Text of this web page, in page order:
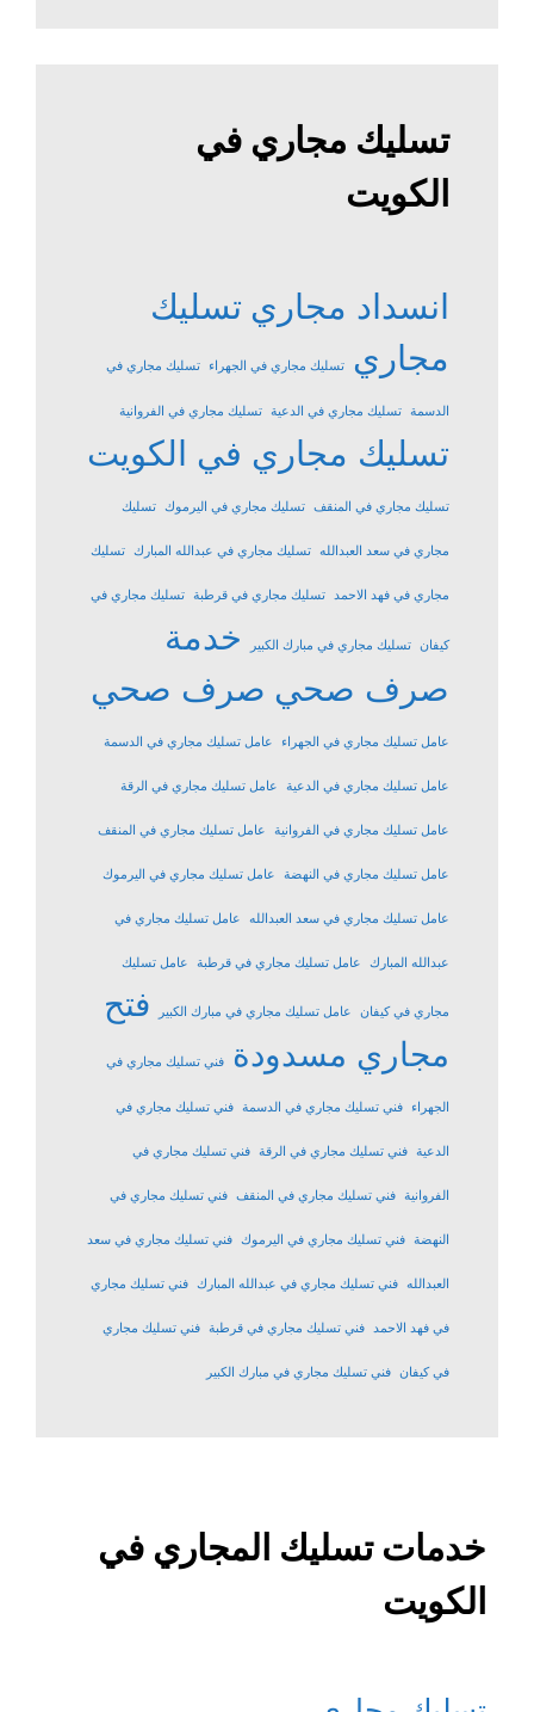
تسليك مجاري في
الكويت
انسداد مجاري تسليك
مجاري
تسليك مجاري في الجهراء تسليك مجاري في
الدسمة تسليك مجاري في الدعية تسليك مجاري في الفروانية
تسليك مجاري في الكويت
تسليك مجاري في المنقف تسليك مجاري في اليرموك تسليك
مجاري في سعد العبدالله تسليك مجاري في عبدالله المبارك تسليك
مجاري في فهد الاحمد تسليك مجاري في قرطبة تسليك مجاري في
كيفان تسليك مجاري في مبارك الكبير
خدمة
صرف صحي صرف صحي
عامل تسليك مجاري في الجهراء عامل تسليك مجاري في الدسمة
عامل تسليك مجاري في الدعية عامل تسليك مجاري في الرقة
عامل تسليك مجاري في الفروانية عامل تسليك مجاري في المنقف
عامل تسليك مجاري في النهضة عامل تسليك مجاري في اليرموك
عامل تسليك مجاري في سعد العبدالله عامل تسليك مجاري في
عبدالله المبارك عامل تسليك مجاري في قرطبة عامل تسليك
مجاري في كيفان عامل تسليك مجاري في مبارك الكبير
فتح
مجاري مسدودة
فني تسليك مجاري في
الجهراء فني تسليك مجاري في الدسمة فني تسليك مجاري في
الدعية فني تسليك مجاري في الرقة فني تسليك مجاري في
الفروانية فني تسليك مجاري في المنقف فني تسليك مجاري في
النهضة فني تسليك مجاري في اليرموك فني تسليك مجاري في سعد
العبدالله فني تسليك مجاري في عبدالله المبارك فني تسليك مجاري
في فهد الاحمد فني تسليك مجاري في قرطبة فني تسليك مجاري
في كيفان فني تسليك مجاري في مبارك الكبير
خدمات تسليك المجاري في
الكويت